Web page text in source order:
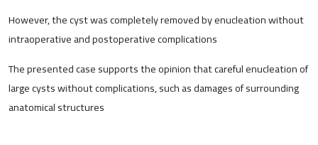
However, the cyst was completely removed by enucleation without
intraoperative and postoperative complications
The presented case supports the opinion that careful enucleation of
large cysts without complications, such as damages of surrounding
anatomical structures